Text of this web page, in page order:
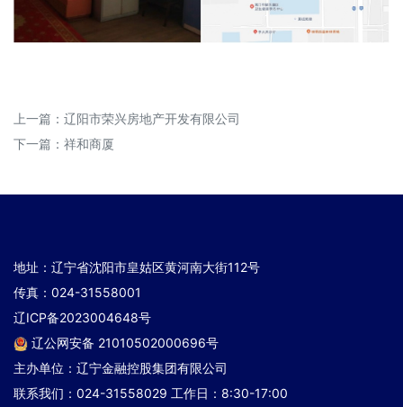
上一篇： 辽阳市荣兴房地产开发有限公司
下一篇： 祥和商厦
地址：辽宁省沈阳市皇姑区黄河南大街112号
传真：024-31558001
辽ICP备2023004648号
辽公网安备 21010502000696号
主办单位：辽宁金融控股集团有限公司
联系我们：024-31558029 工作日：8:30-17:00